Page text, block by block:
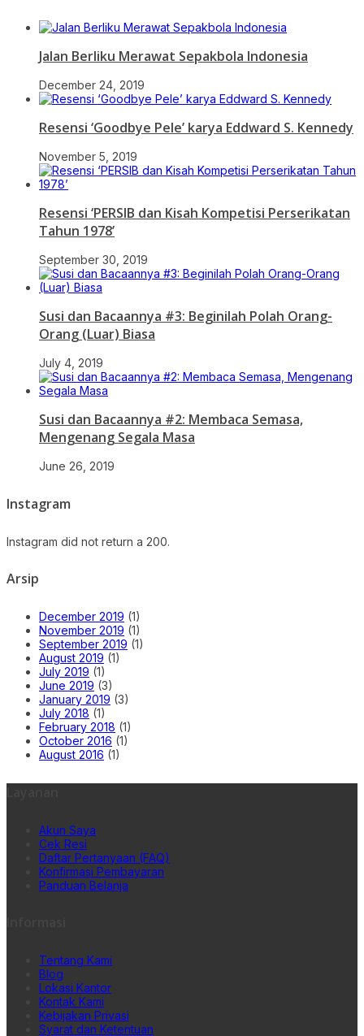
Jalan Berliku Merawat Sepakbola Indonesia
December 24, 2019
Resensi ‘Goodbye Pele’ karya Eddward S. Kennedy
November 5, 2019
Resensi ‘PERSIB dan Kisah Kompetisi Perserikatan
Tahun 1978’
September 30, 2019
Susi dan Bacaannya #3: Beginilah Polah Orang-
Orang (Luar) Biasa
July 4, 2019
Susi dan Bacaannya #2: Membaca Semasa,
Mengenang Segala Masa
June 26, 2019
Instagram
Instagram did not return a 200.
Arsip
December 2019 (1)
November 2019 (1)
September 2019 (1)
August 2019 (1)
July 2019 (1)
June 2019 (3)
January 2019 (3)
July 2018 (1)
February 2018 (1)
October 2016 (1)
August 2016 (1)
Akun Saya
Cek Resi
Daftar Pertanyaan (FAQ)
Konfirmasi Pembayaran
Panduan Belanja
Tentang Kami
Blog
Lokasi Kantor
Kontak Kami
Kebijakan Privasi
Syarat dan Ketentuan